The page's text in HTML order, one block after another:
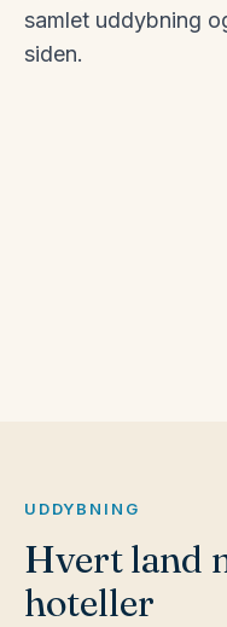
samlet uddybning
siden.Italien
UDDYBNING
Hvert land
hoteller